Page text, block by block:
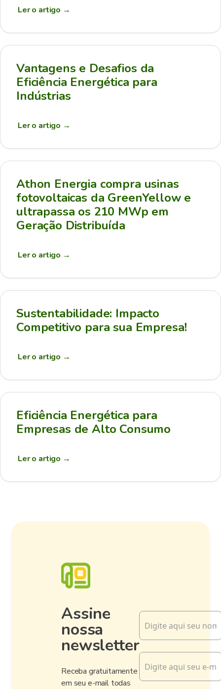
Ler o artigo →
Vantagens e Desafios da
Eficiência Energética para
Indústrias
Ler o artigo →
Athon Energia compra usinas
fotovoltaicas da GreenYellow e
ultrapassa os 210 MWp em
Geração Distribuída
Ler o artigo →
Sustentabilidade: Impacto
Competitivo para sua Empresa!
Ler o artigo →
Eficiência Energética para
Empresas de Alto Consumo
Ler o artigo →
Assine
nossa
newsletter
Receba gratuitamente
em seu e-mail todas